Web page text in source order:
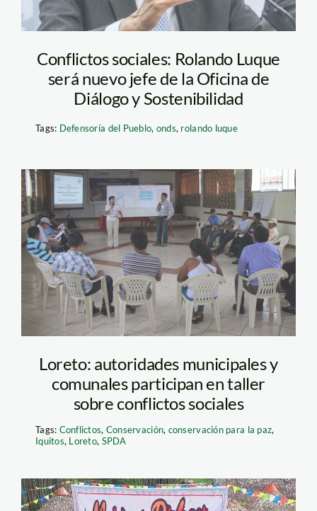
Conflictos sociales: Rolando Luque
será nuevo jefe de la Oficina de
Diálogo y Sostenibilidad
Tags: Defensoría del Pueblo, onds, rolando luque
taller conflictos – spda
Loreto: autoridades municipales y
comunales participan en taller
sobre conflictos sociales
Tags: Conflictos, Conservación, conservación para la paz,
Iquitos, Loreto, SPDA